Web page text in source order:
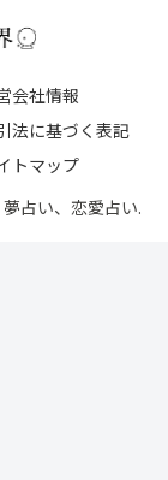
会社情報
法に基づく表記
トマップ
占い、恋愛占い.